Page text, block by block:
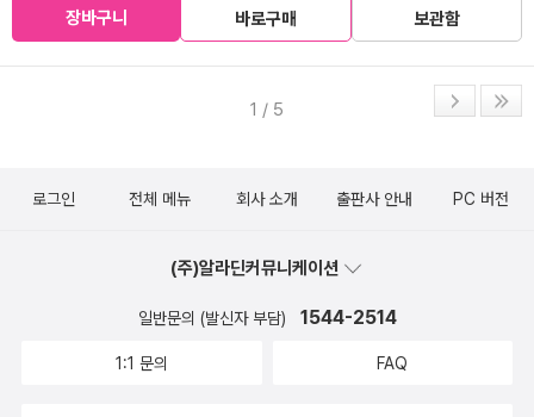
장바구니 바로구매 보관함
1 / 5
로그인 전체 메뉴 회사 소개 출판사 안내 PC 버전
(주)알라딘커뮤니케이션
일반문의 (발신자 부담) 1544-2514
1:1 문의 FAQ